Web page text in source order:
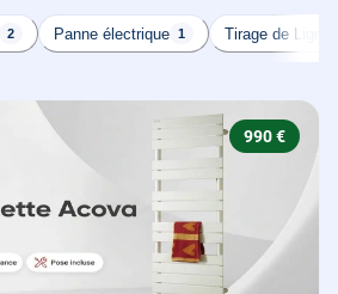
2 Panne électrique 1 Tirage de Ligne
990 €